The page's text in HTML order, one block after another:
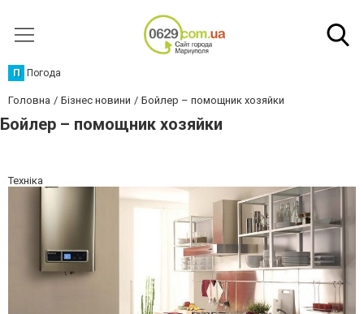
П Погода
Головна Бізнес новини Бойлер – помощник хозяйки
Бойлер – помощник хозяйки
Техніка